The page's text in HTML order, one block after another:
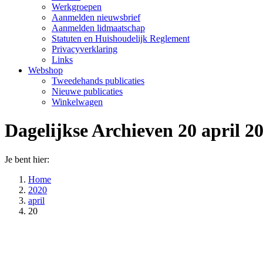
Werkgroepen
Aanmelden nieuwsbrief
Aanmelden lidmaatschap
Statuten en Huishoudelijk Reglement
Privacyverklaring
Links
Webshop
Tweedehands publicaties
Nieuwe publicaties
Winkelwagen
Dagelijkse Archieven 20 april
Je bent hier:
Home
2020
april
20